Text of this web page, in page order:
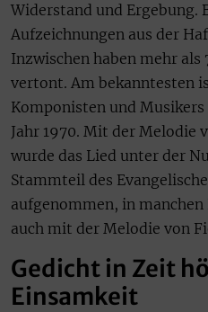
Widerstand und Ergebung.
Aufzeichnungen aus der
Inzwischen haben mehr
vertont. Am bekanntesten
Komponisten und
Jahr 1970. Mit der Melodie
wurde das Lied unter der
Stammteil des
aufgenommen, in manchen
auch mit der Melodie von
Gedicht in Zeit
Einsamkeit